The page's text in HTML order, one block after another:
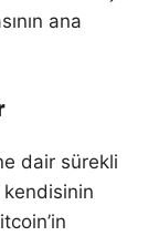
ana
dair sürekli
kendisinin